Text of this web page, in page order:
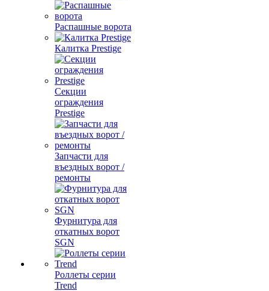
Распашные ворота
Калитка Prestige
Секции
ограждения
Prestige
Запчасти для
въездных ворот /
ремонты
Фурнитура для
откатных ворот
SGN
Роллеты серии
Trend